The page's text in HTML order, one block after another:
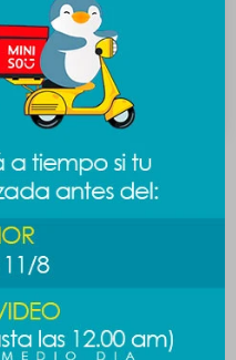
Delineador líquido - Nº2
329